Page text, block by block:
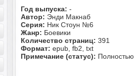
Год выпуска:-
Автор: Энди Макнаб
Серия: Ник Стоун №6
Жанр: Боевики
Количество страниц:391
Формат:epub, fb2, txt
Примечание (статус): Полностью